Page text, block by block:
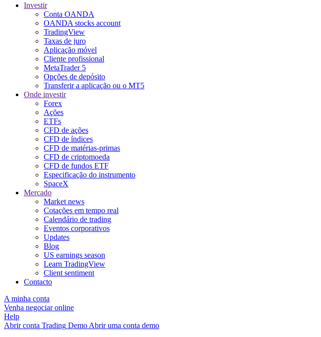
Investir
Conta OANDA
OANDA stocks account
TradingView
Taxas de juro
Aplicação móvel
Cliente profissional
MetaTrader 5
Opções de depósito
Transferir a aplicação ou o MT5
Onde investir
Forex
Ações
ETFs
CFD de ações
CFD de índices
CFD de matérias-primas
CFD de criptomoeda
CFD de fundos ETF
Especificação do instrumento
SpaceX
Mercado
Market news
Cotações em tempo real
Calendário de trading
Eventos corporativos
Updates
Blog
US earnings season
Learn TradingView
Client sentiment
Contacto
A minha conta
Venha negociar online
Help
Abrir conta Trading Demo Abrir uma conta demo